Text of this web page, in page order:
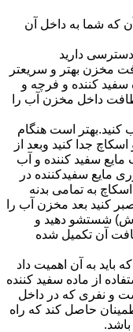
که شما به داخل آن
دارید
مخزن بهتر و سریعتر
سفید کننده و فرچه و
داخل مخزن آب را
کنید.بهتر است هنگام
جدا کنید وبعد از
مایع سفید کننده و آب
مایع سفیدکننده در
اسکاچ به تمامی بدنه
و به مدت ۲ ساعت صبر کنید بعد مخزن آب را
شستشو دهید و
آن تکمیل شده
باید به آن اهمیت داد
از ماده سفید کننده
و نفری که در داخل
حاصل کند که راه